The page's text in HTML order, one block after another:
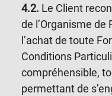
4.2. Le Client
de l’Organisme
l’achat de toute
Conditions
compréhensible,
permettant de